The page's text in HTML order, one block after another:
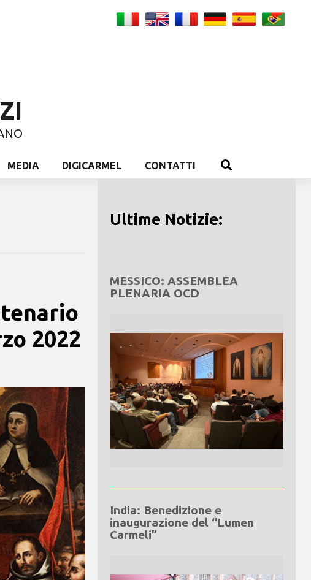
MEDIA DIGICARMEL CONTATTI
2022
Ultime Notizie:
MESSICO: ASSEMBLEA
PLENARIA OCD
India: Benedizione e
inaugurazione del “Lumen
Carmeli”